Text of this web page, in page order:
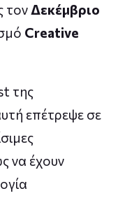
τονΔεκέμβριο
Creative
της
επέτρεψε σε
να έχουν